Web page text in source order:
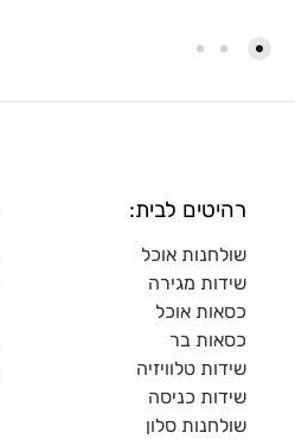
רהיטים לבית:
שולחנות אוכל
שידות מגירה
כסאות אוכל
כסאות בר
שידות טלוויזיה
שידות כניסה
שולחנות סלון